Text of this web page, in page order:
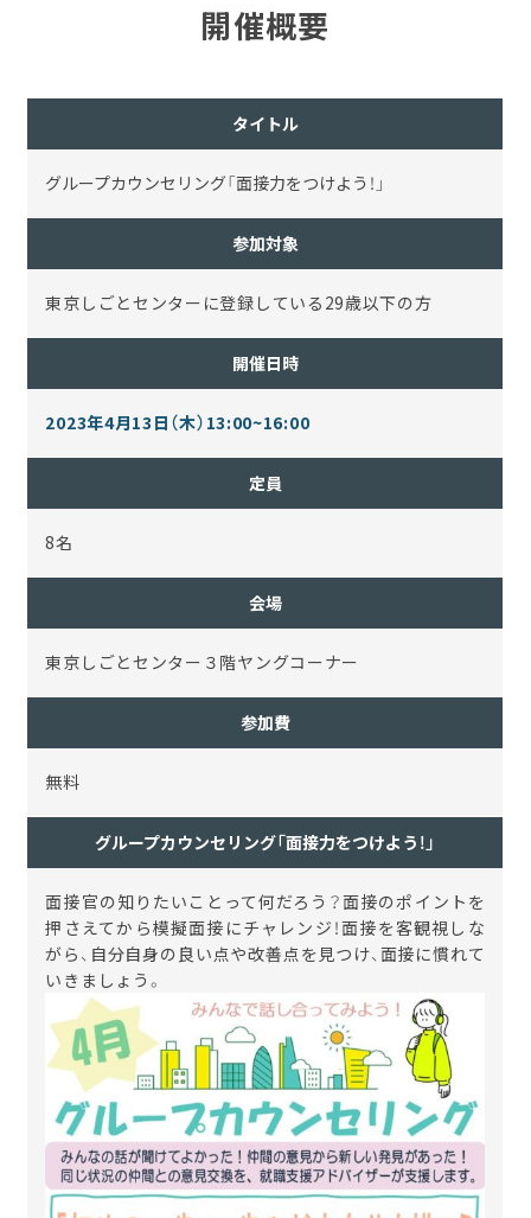
開催概要
タイトル
グループカウンセリング「面接力をつけよう！」
参加対象
東京しごとセンターに登録している29歳以下の方
開催日時
2023年4月13日（木）13:00~16:00
定員
8名
会場
東京しごとセンター３階ヤングコーナー
参加費
無料
グループカウンセリング「面接力をつけよう！」
面接官の知りたいことって何だろう？面接のポイントを
押さえてから模擬面接にチャレンジ！面接を客観視しな
がら、自分自身の良い点や改善点を見つけ、面接に慣れて
いきましょう。